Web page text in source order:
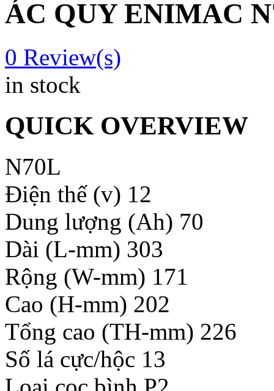
ÁC QUY ENIMAC
0 Review(s)
in stock
QUICK OVERVIEW
N70L
Điện thế (v) 12
Dung lượng (Ah) 70
Dài (L-mm) 303
Rộng (W-mm) 171
Cao (H-mm) 202
Tổng cao (TH-mm) 226
Số lá cực/hộc 13